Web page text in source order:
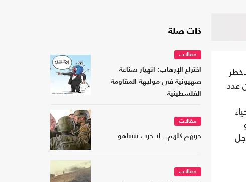
عدد
ذات صلة
مقالات
اختراع الإرهاب: انهيار صناعة
صهيونية في مواجهة المقاومة
الفلسطينية
مقالات
حربهم كلهم.. لا حرب نتنياهو
مقالات